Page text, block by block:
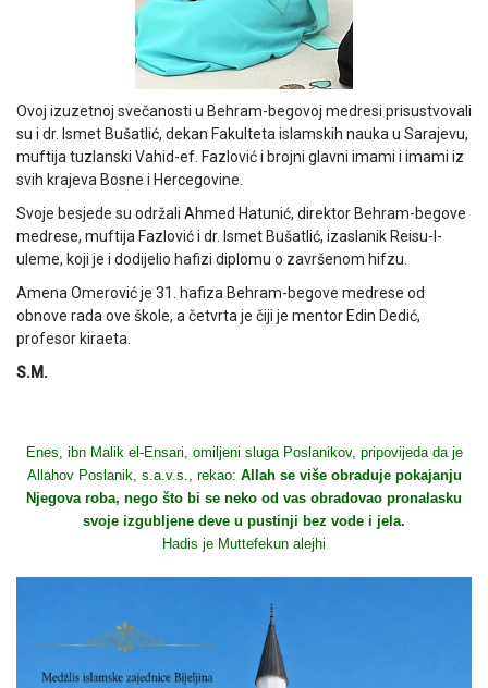
Ovoj izuzetnoj svečanosti u Behram-begovoj medresi prisustvovali
su i dr. Ismet Bušatlić, dekan Fakulteta islamskih nauka u Sarajevu,
muftija tuzlanski Vahid-ef. Fazlović i brojni glavni imami i imami iz
svih krajeva Bosne i Hercegovine.
Svoje besjede su održali Ahmed Hatunić, direktor Behram-begove
medrese, muftija Fazlović i dr. Ismet Bušatlić, izaslanik Reisu-l-
uleme, koji je i dodijelio hafizi diplomu o završenom hifzu.
Amena Omerović je 31. hafiza Behram-begove medrese od
obnove rada ove škole, a četvrta je čiji je mentor Edin Dedić,
profesor kiraeta.
S.M.
Enes, ibn Malik el-Ensari, omiljeni sluga Poslanikov, pripovijeda da je
Allahov Poslanik, s.a.v.s., rekao: Allah se više obraduje pokajanju
Njegova roba, nego što bi se neko od vas obradovao pronalasku
svoje izgubljene deve u pustinji bez vode i jela.
Hadis je Muttefekun alejhi